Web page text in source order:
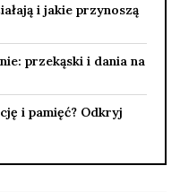
i jakie przynoszą
przekąski i dania na
i pamięć? Odkryj